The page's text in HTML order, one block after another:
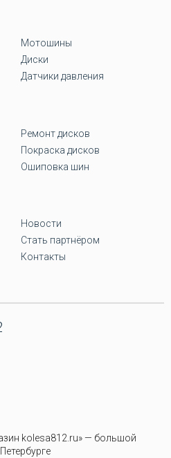
Мотошины
Диски
Датчики давления
Ремонт дисков
Покраска дисков
Ошиповка шин
Новости
Стать партнёром
Контакты
kolesa812.ru» — большой